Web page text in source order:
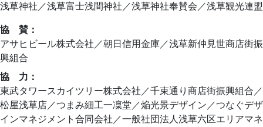
浅草神社／浅草富士浅間神社／浅草神社奉賛会／浅草観光連盟
協 賛：
アサヒビール株式会社／朝日信用金庫／浅草新仲見世商店街振
興組合
協 力：
東武タワースカイツリー株式会社／千束通り商店街振興組合／
松屋浅草店／つまみ細工一凜堂／焔光景デザイン／つなぐデザ
インマネジメント合同会社／一般社団法人浅草六区エリアマネ